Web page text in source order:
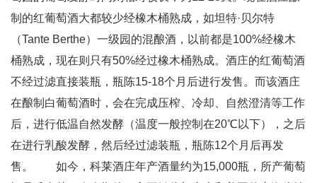
制的红葡萄酒大都较少经橡木桶熟成，如坦特·贝尔特
（Tante Berthe）一级园的混酿酒，以前都是100%经橡木
桶熟成，现在则只有50%经过橡木桶熟成。酒庄的红葡萄酒
不经过滤直接装瓶，瓶陈15-18个月后进行发售。而该酒庄
在酿制白葡萄酒时，会在完成压榨、冷却、自然澄清等工作
后，进行低温自然发酵（温度一般控制在20℃以下），之后
在进行乳酸发酵，然后经过滤装瓶，瓶陈12个月后再发
售。 如今，科莱酒庄年产酒量约为15,000瓶，所产葡萄